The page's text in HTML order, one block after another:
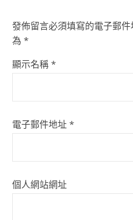
發佈留言必須填寫的電子郵件
為 *
顯示名稱 *
電子郵件地址 *
個人網站網址